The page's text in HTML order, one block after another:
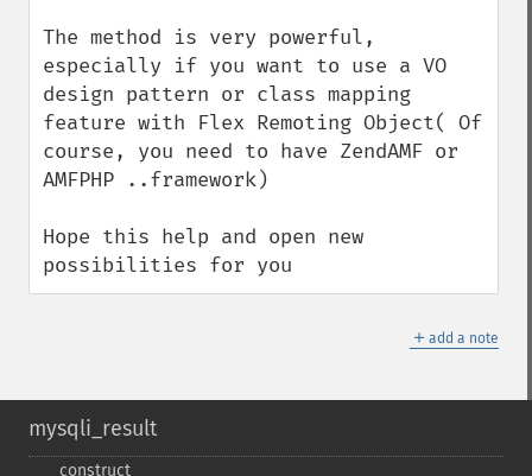
The method is very powerful,
especially if you want to use a VO
design pattern or class mapping
feature with Flex Remoting Object( Of
course, you need to have ZendAMF or
AMFPHP ..framework)
Hope this help and open new
possibilities for you
＋ add a note
mysqli_result
_​_​construct